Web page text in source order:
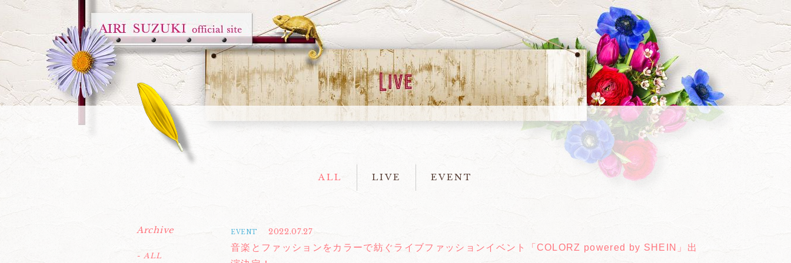
ALL LIVE EVENT
EVENT
2022.07.27
音楽とファッションをカラーで紡ぐライブファッションイベント「COLORZ powered by SHEIN」出
Archive
- ALL